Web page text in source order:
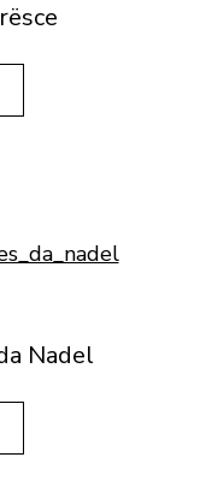
Nadel